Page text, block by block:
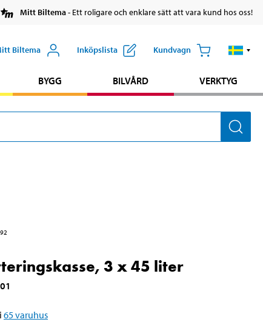
Mitt Biltema- Ett roligare och enklare sätt att vara kund hos oss!
Biltema Inköpslista Kundvagn
BYGG BILVÅRD VERKTYG
92
3 x 45 liter
65varuhus